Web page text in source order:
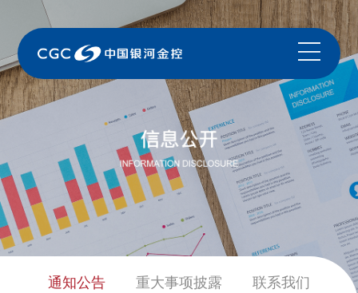
通知公告 重大事项披露 联系我们